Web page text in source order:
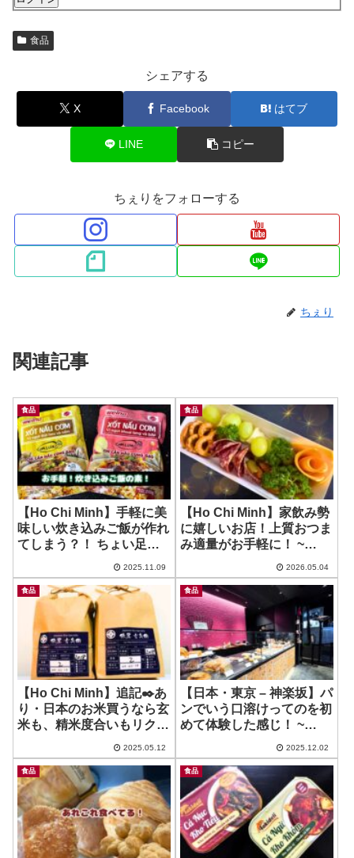
食品
シェアする
X Facebook はてブ
LINE コピー
ちぇりをフォローする
ちぇり
関連記事
食品
【Ho Chi Minh】手軽に美
味しい炊き込みご飯が作れ
てしまう？！ ちょい足し
Nisshin Seifun welna
XOT NAU COM
2025.11.09
食品
【Ho Chi Minh】家飲み勢
に嬉しいお店！上質おつま
み適量がお手軽に！ ~
2026.05.04
食品
【Ho Chi Minh】追記✒️あ
り・日本のお米買うなら玄
米も、精米度合いもリクエ
兵衛
2025.05.12
食品
【日本・東京 – 神楽坂】パ
ンでいう口溶けってのを初
めて体験した感じ！ ~
エ リーニュ） 神楽坂店
2025.12.02
食品 食品